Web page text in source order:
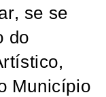
se se
do
Município